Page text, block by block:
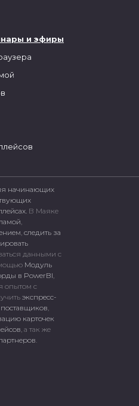
и эфиры
начинающих
В Маяке
следить за
данными с
Модуль
в PowerBI
опытом с
экспресс-
карточек
, а так же